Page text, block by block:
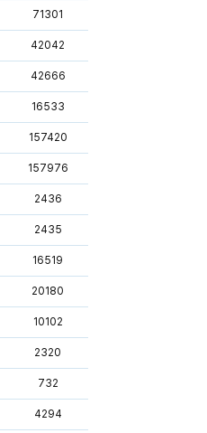
71301
42042
42666
16533
157420
157976
2436
2435
16519
20180
10102
2320
732
4294